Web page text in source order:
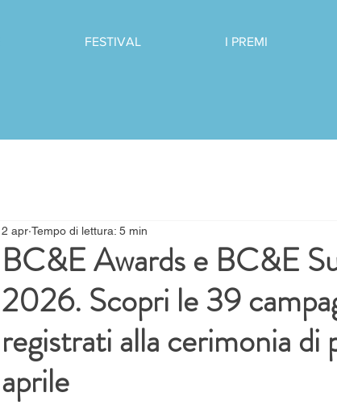
FESTIVAL I PREMI
BC&E Awards e BC&E
2026. Scopri le 39
registrati alla cerimonia di
aprile
2 apr Tempo di lettura: 5 min